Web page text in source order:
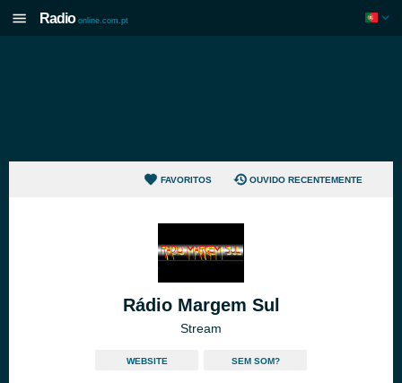
Radio online.com.pt
FAVORITOS OUVIDO RECENTEMENTE
Rádio Margem Sul
Stream
WEBSITE SEM SOM?